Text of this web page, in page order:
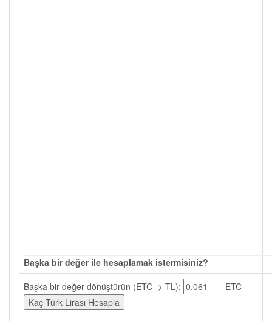
Başka bir değer ile hesaplamak istermisiniz?
Başka bir değer dönüştürün (ETC -> TL):
ETC